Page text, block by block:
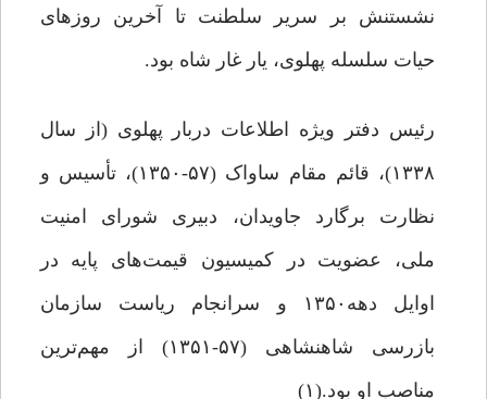
نشستنش بر سریر سلطنت تا آخرین روزهای
حیات سلسله پهلوی، یار غار شاه بود.
رئیس دفتر ویژه اطلاعات دربار پهلوی (از سال
۱۳۳۸)، قائم‌ مقام ساواک (۵۷-۱۳۵۰)، تأسیس و
نظارت برگارد جاویدان، دبیری شورای امنیت
ملی، عضویت در کمیسیون قیمت‌های پایه در
اوایل دهه۱۳۵۰ و سرانجام ریاست سازمان
بازرسی شاهنشاهی (۵۷-۱۳۵۱) از مهم‌ترین
مناصب او بود.(۱)